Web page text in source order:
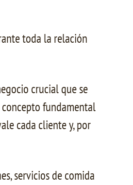
toda la relación
crucial que se
fundamental
cada cliente y, por
servicios de comida